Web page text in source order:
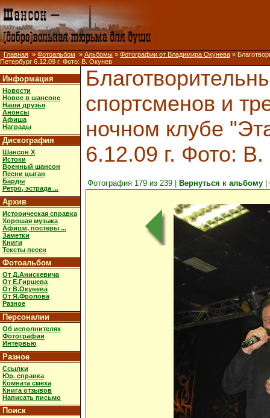
Главная » Фотоальбом » Альбомы » Фотографии от Владимира Окунева »
Петербург 6.12.09 г. Фото: В. Окунев
Информация
Новости
Новое в шансоне
Наши друзья
Анонсы
Афиша
Награды
Дискография
Шансон X
Истоки
Военный шансон
Песни цыган
Барды
Ретро, эстрада ...
Архив
Историческая справка
Хорошая музыка
Афиши, постеры ...
Заметки
Книги
Тексты песен
Фотоальбом
От Д.Анискевича
От Е.Гиршева
От В.Окунева
От Я.Фролова
Разное
Персоналии
Об исполнителях
Фотографии
Интервью
Разное
Ссылки
Юр. справка
Комната смеха
Книга отзывов
Написать письмо
Поиск
спортсменов и
ночном клубе
6.12.09 г. Фото:
Фотография 179 из 239 | Вернуться к альбому